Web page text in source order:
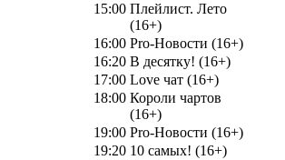
15:00 Плейлист. Лето
(16+)
16:00 Pro-Новости (16+)
16:20 В десятку! (16+)
17:00 Love чат (16+)
18:00 Короли чартов
(16+)
19:00 Pro-Новости (16+)
19:20 10 самых! (16+)